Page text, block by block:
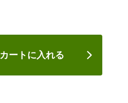
カートに入れる